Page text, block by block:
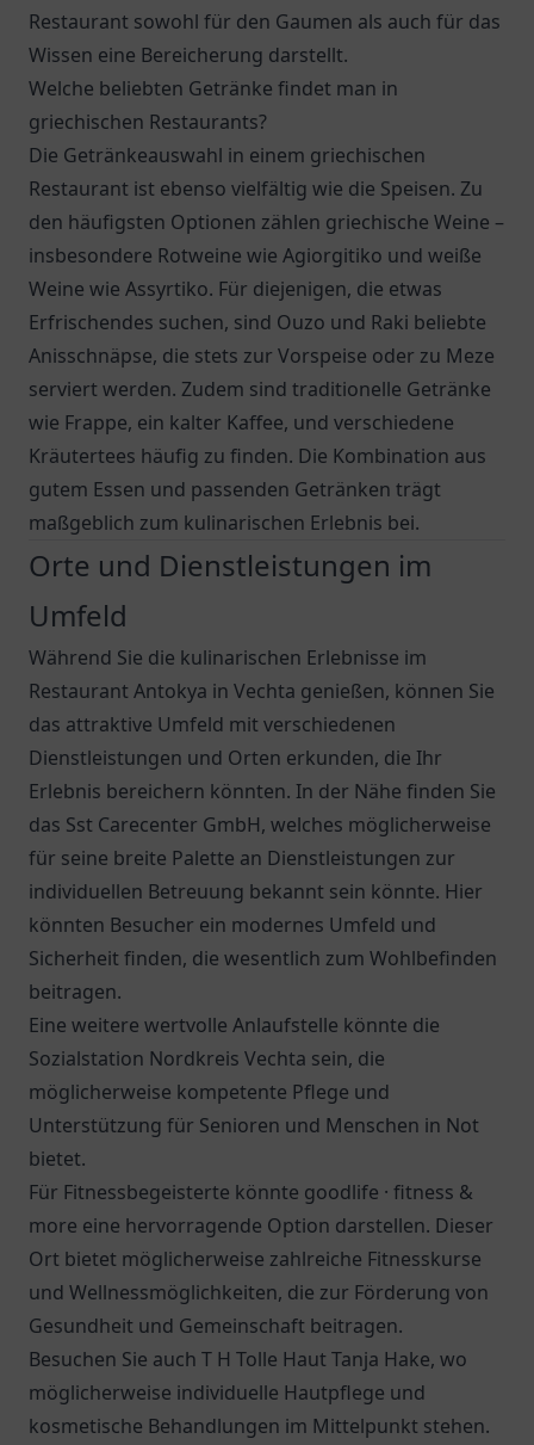
Restaurant sowohl für den Gaumen als auch für das
Wissen eine Bereicherung darstellt.
Welche beliebten Getränke findet man in
griechischen Restaurants?
Die Getränkeauswahl in einem griechischen
Restaurant ist ebenso vielfältig wie die Speisen. Zu
den häufigsten Optionen zählen griechische Weine –
insbesondere Rotweine wie Agiorgitiko und weiße
Weine wie Assyrtiko. Für diejenigen, die etwas
Erfrischendes suchen, sind Ouzo und Raki beliebte
Anisschnäpse, die stets zur Vorspeise oder zu Meze
serviert werden. Zudem sind traditionelle Getränke
wie Frappe, ein kalter Kaffee, und verschiedene
Kräutertees häufig zu finden. Die Kombination aus
gutem Essen und passenden Getränken trägt
maßgeblich zum kulinarischen Erlebnis bei.
Orte und Dienstleistungen im
Umfeld
Während Sie die kulinarischen Erlebnisse im
Restaurant Antokya in Vechta genießen, können Sie
das attraktive Umfeld mit verschiedenen
Dienstleistungen und Orten erkunden, die Ihr
Erlebnis bereichern könnten. In der Nähe finden Sie
das Sst Carecenter GmbH, welches möglicherweise
für seine breite Palette an Dienstleistungen zur
individuellen Betreuung bekannt sein könnte. Hier
könnten Besucher ein modernes Umfeld und
Sicherheit finden, die wesentlich zum Wohlbefinden
beitragen.
Eine weitere wertvolle Anlaufstelle könnte die
Sozialstation Nordkreis Vechta sein, die
möglicherweise kompetente Pflege und
Unterstützung für Senioren und Menschen in Not
bietet.
Für Fitnessbegeisterte könnte goodlife · fitness &
more eine hervorragende Option darstellen. Dieser
Ort bietet möglicherweise zahlreiche Fitnesskurse
und Wellnessmöglichkeiten, die zur Förderung von
Gesundheit und Gemeinschaft beitragen.
Besuchen Sie auch T H Tolle Haut Tanja Hake, wo
möglicherweise individuelle Hautpflege und
kosmetische Behandlungen im Mittelpunkt stehen.